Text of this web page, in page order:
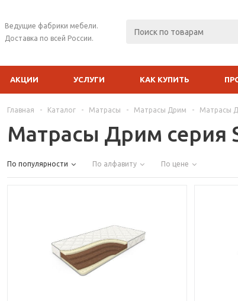
Ведущие фабрики мебели.
Доставка по всей России.
АКЦИИ УСЛУГИ КАК КУПИТЬ
Главная - Каталог - Матрасы - Матрасы Дрим - Матрасы
Матрасы Дрим серия
По популярности По алфавиту По цене